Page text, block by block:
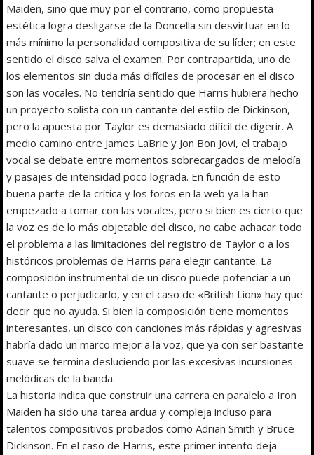
Maiden, sino que muy por el contrario, como propuesta
estética logra desligarse de la Doncella sin desvirtuar en lo
más mínimo la personalidad compositiva de su líder; en este
sentido el disco salva el examen. Por contrapartida, uno de
los elementos sin duda más difíciles de procesar en el disco
son las vocales. No tendría sentido que Harris hubiera hecho
un proyecto solista con un cantante del estilo de Dickinson,
pero la apuesta por Taylor es demasiado difícil de digerir. A
medio camino entre James LaBrie y Jon Bon Jovi, el trabajo
vocal se debate entre momentos sobrecargados de melodía
y pasajes de intensidad poco lograda. En función de esto
buena parte de la crítica y los foros en la web ya la han
empezado a tomar con las vocales, pero si bien es cierto que
la voz es de lo más objetable del disco, no cabe achacar todo
el problema a las limitaciones del registro de Taylor o a los
históricos problemas de Harris para elegir cantante. La
composición instrumental de un disco puede potenciar a un
cantante o perjudicarlo, y en el caso de «British Lion» hay que
decir que no ayuda. Si bien la composición tiene momentos
interesantes, un disco con canciones más rápidas y agresivas
habría dado un marco mejor a la voz, que ya con ser bastante
suave se termina desluciendo por las excesivas incursiones
melódicas de la banda.
La historia indica que construir una carrera en paralelo a Iron
Maiden ha sido una tarea ardua y compleja incluso para
talentos compositivos probados como Adrian Smith y Bruce
Dickinson. En el caso de Harris, este primer intento deja